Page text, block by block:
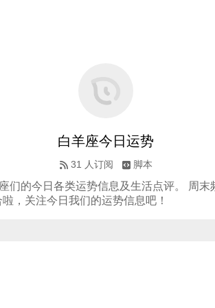
白羊座今日运势
31 人订阅 脚本
们的今日各类运势信息及生活点评。 周末
，关注今日我们的运势信息吧！